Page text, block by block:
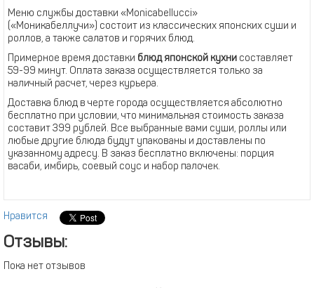
Меню службы доставки «Monicabellucci»
(«Моникабеллучи») состоит из классических японских суши и
роллов, а также салатов и горячих блюд.
Примерное время доставки блюд японской кухни составляет
59-99 минут. Оплата заказа осуществляется только за
наличный расчет, через курьера.
Доставка блюд в черте города осуществляется абсолютно
бесплатно при условии, что минимальная стоимость заказа
составит 399 рублей. Все выбранные вами суши, роллы или
любые другие блюда будут упакованы и доставлены по
указанному адресу. В заказ бесплатно включены: порция
васаби, имбирь, соевый соус и набор палочек.
Нравится
Отзывы:
Пока нет отзывов